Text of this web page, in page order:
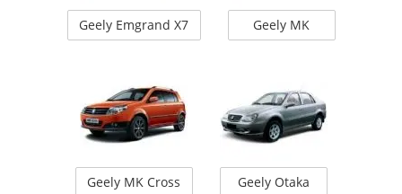
Geely Emgrand X7 Geely MK
Geely MK Cross Geely Otaka